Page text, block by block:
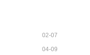
02-07
04-09